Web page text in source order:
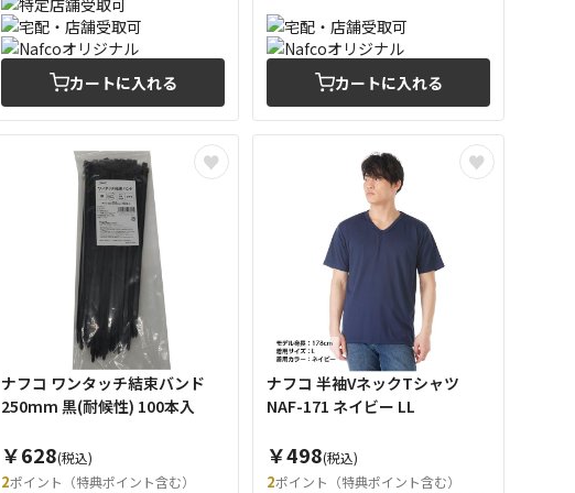
カートに入れる カートに入れる
ナフコ ワンタッチ結束バンド
250mm 黒(耐候性) 100本入
￥628(税込)
2ポイント（特典ポイント含む）
ナフコ 半袖VネックTシャツ
NAF-171 ネイビー LL
￥498(税込)
2ポイント（特典ポイント含む）